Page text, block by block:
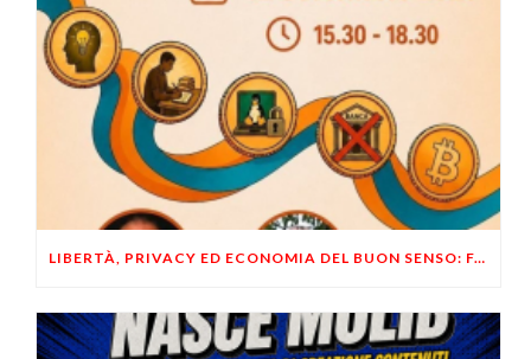
LIBERTÀ, PRIVACY ED ECONOMIA DEL BUON SENSO: FACCO E MUSUMECI A CASALECCHIO DI RENO (BO)